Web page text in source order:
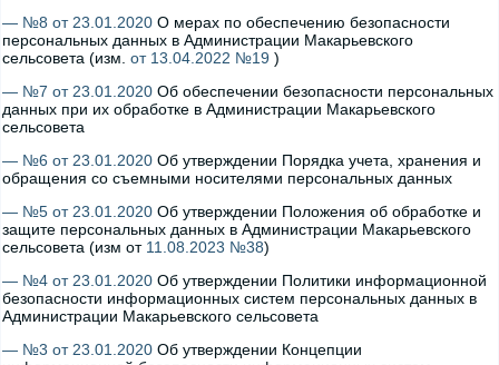
— №8 от 23.01.2020 О мерах по обеспечению безопасности
персональных данных в Администрации Макарьевского
сельсовета (изм. от 13.04.2022 №19 )
— №7 от 23.01.2020 Об обеспечении безопасности персональных
данных при их обработке в Администрации Макарьевского
сельсовета
— №6 от 23.01.2020 Об утверждении Порядка учета, хранения и
обращения со съемными носителями персональных данных
— №5 от 23.01.2020 Об утверждении Положения об обработке и
защите персональных данных в Администрации Макарьевского
сельсовета (изм от 11.08.2023 №38)
— №4 от 23.01.2020 Об утверждении Политики информационной
безопасности информационных систем персональных данных в
Администрации Макарьевского сельсовета
— №3 от 23.01.2020 Об утверждении Концепции